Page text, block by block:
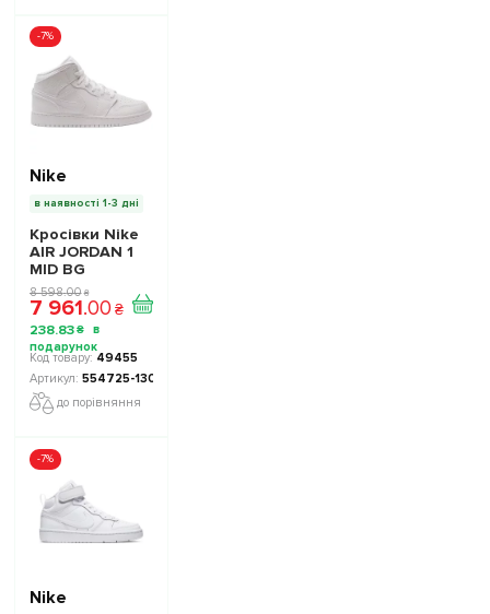
-7%
Nike
в наявності 1-3 дні
Кросівки Nike
AIR JORDAN 1
MID BG
554725-130
подростковие -
Офіційна
Продукція
8 598.00 ₴
7 961.00 ₴
238.83 ₴
49455
554725-130
до порівняння
-7%
Nike